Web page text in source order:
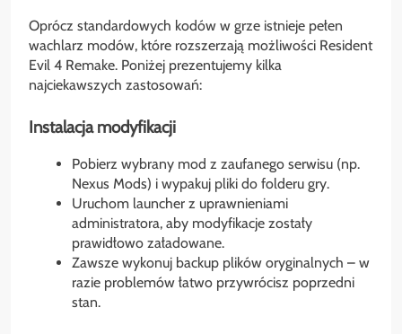
Oprócz standardowych kodów w grze istnieje pełen
wachlarz modów, które rozszerzają możliwości Resident
Evil 4 Remake. Poniżej prezentujemy kilka
najciekawszych zastosowań:
Instalacja modyfikacji
Pobierz wybrany mod z zaufanego serwisu (np.
Nexus Mods) i wypakuj pliki do folderu gry.
Uruchom launcher z uprawnieniami
administratora, aby modyfikacje zostały
prawidłowo załadowane.
Zawsze wykonuj backup plików oryginalnych – w
razie problemów łatwo przywrócisz poprzedni
stan.